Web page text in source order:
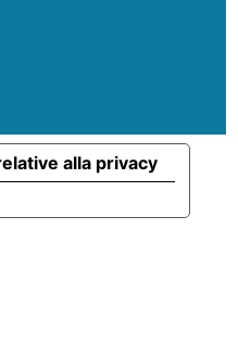
alla privacy